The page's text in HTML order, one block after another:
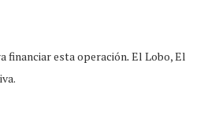
financiar esta operación.El Lobo, El